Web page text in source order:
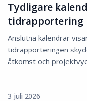
Tydligare
tidrapportering
Anslutna kalendrar
tidrapporteringen
åtkomst och
3 juli 2026